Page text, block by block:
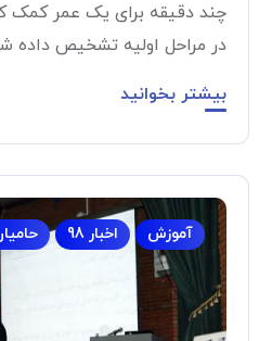
چند دقیقه برای یک عمر کمک
در مراحل اولیه تشخیص داده
بیشتر بخوانید
آموزش اخبار 98